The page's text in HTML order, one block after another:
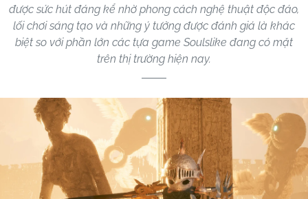
được sức hút đáng kể nhờ phong cách nghệ thuật độc đáo,
lối chơi sáng tạo và những ý tưởng được đánh giá là khác
biệt so với phần lớn các tựa game Soulslike đang có mặt
trên thị trường hiện nay.